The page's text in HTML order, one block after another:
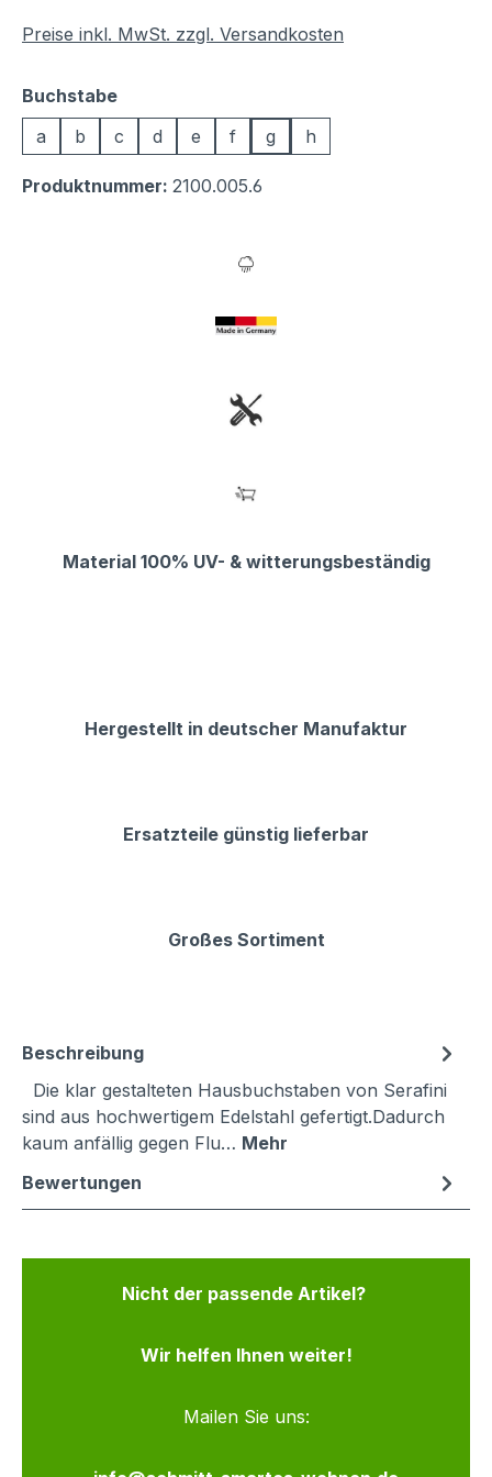
Preise inkl. MwSt. zzgl. Versandkosten
Buchstabeauswählen
a
b c d e f g h
Produktnummer: 2100.005.6
Material 100% UV- & witterungsbeständig
Hergestellt in deutscher Manufaktur
Ersatzteile günstig lieferbar
Großes Sortiment
Beschreibung
Die klar gestalteten Hausbuchstaben von Serafini
sind aus hochwertigem Edelstahl gefertigt.Dadurch
kaum anfällig gegen Flu… Mehr
Bewertungen
Nicht der passende Artikel?
Wir helfen Ihnen weiter!
Mailen Sie uns: